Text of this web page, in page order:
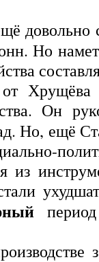
Но
Хрущёва
Он
ад. Но, ещё
из